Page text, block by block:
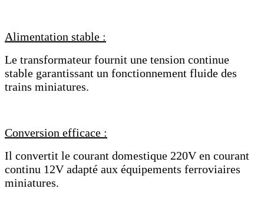
Alimentation stable :
Le transformateur fournit une tension continue
stable garantissant un fonctionnement fluide des
trains miniatures.
Conversion efficace :
Il convertit le courant domestique 220V en courant
continu 12V adapté aux équipements ferroviaires
miniatures.